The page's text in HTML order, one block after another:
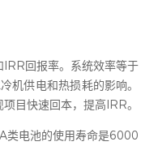
回报率。系统效率等于
机供电和热损耗的影响。
目快速回本，提高IRR。
类电池的使用寿命是6000